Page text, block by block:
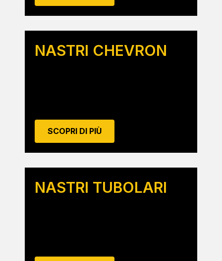
NASTRI CHEVRON
SCOPRI DI PIÙ
NASTRI TUBOLARI